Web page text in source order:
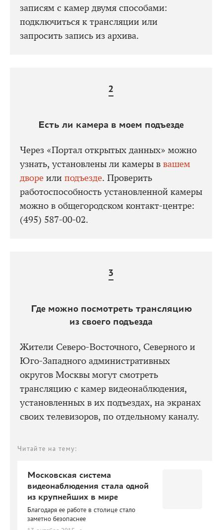
записям с камер двумя способами:
подключиться к трансляции или
запросить запись из архива.
Есть ли камера в моем подъезде
Через «Портал открытых данных» можно
узнать, установлены ли камеры в вашем
дворе или подъезде. Проверить
работоспособность установленной камеры
можно в общегородском контакт-центре:
(495) 587-00-02.
Где можно посмотреть трансляцию
из своего подъезда
Жители Северо-Восточного, Северного и
Юго-Западного административных
округов Москвы могут смотреть
трансляцию с камер видеонаблюдения,
установленных в их подъездах, на экранах
своих телевизоров, по отдельному каналу.
Читайте на тему:
Московская система
видеонаблюдения стала одной
из крупнейших в мире
Благодаря ее работе в столице стало
заметно безопаснее